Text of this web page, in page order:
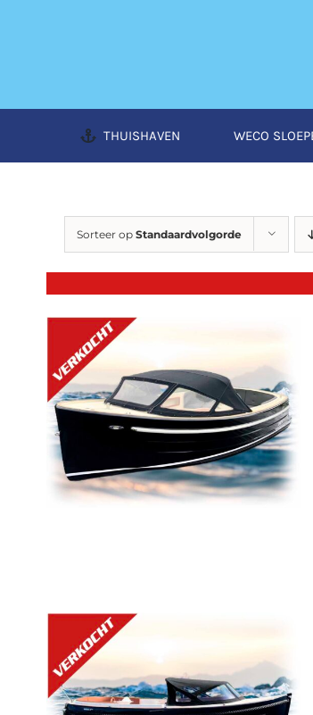
THUISHAVEN WECO
Sorteer op Standaardvolgorde